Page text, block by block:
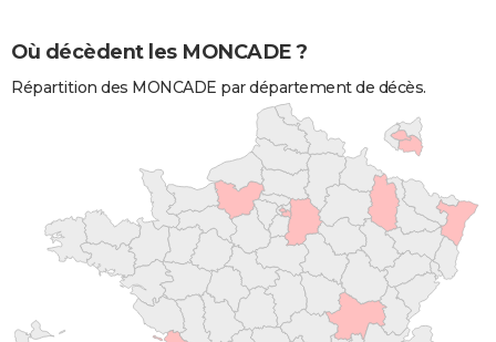
Où décèdent les MONCADE ?
Répartition des MONCADE par département de décès.